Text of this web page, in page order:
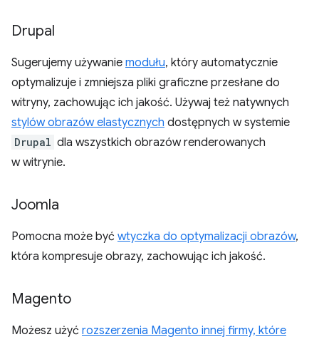
Drupal
Sugerujemy używanie modułu, który automatycznie
optymalizuje i zmniejsza pliki graficzne przesłane do
witryny, zachowując ich jakość. Używaj też natywnych
stylów obrazów elastycznych dostępnych w systemie
Drupal dla wszystkich obrazów renderowanych
w witrynie.
Joomla
Pomocna może być wtyczka do optymalizacji obrazów,
która kompresuje obrazy, zachowując ich jakość.
Magento
Możesz użyć rozszerzenia Magento innej firmy, które